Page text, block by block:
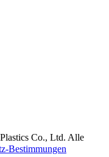
Co., Ltd. Alle
Bestimmungen